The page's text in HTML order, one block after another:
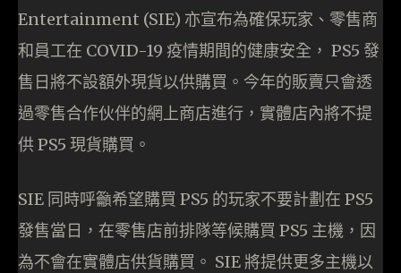
Entertainment (SIE) 亦宣布為確保玩家、零售商
和員工在 COVID-19 疫情期間的健康安全， PS5 發
售日將不設額外現貨以供購買。今年的販賣只會透
過零售合作伙伴的網上商店進行，實體店內將不提
供 PS5 現貨購買。
SIE 同時呼籲希望購買 PS5 的玩家不要計劃在 PS5
發售當日，在零售店前排隊等候購買 PS5 主機，因
為不會在實體店供貨購買。 SIE 將提供更多主機以